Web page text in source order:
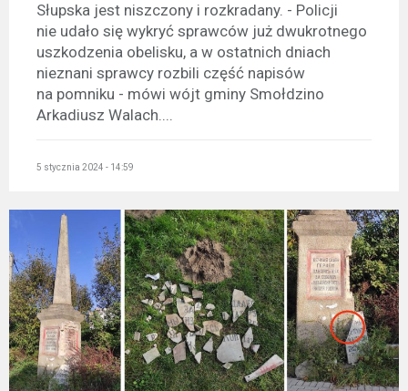
Słupska jest niszczony i rozkradany. - Policji
nie udało się wykryć sprawców już dwukrotnego
uszkodzenia obelisku, a w ostatnich dniach
nieznani sprawcy rozbili część napisów
na pomniku - mówi wójt gminy Smołdzino
Arkadiusz Walach....
5 stycznia 2024 - 14:59